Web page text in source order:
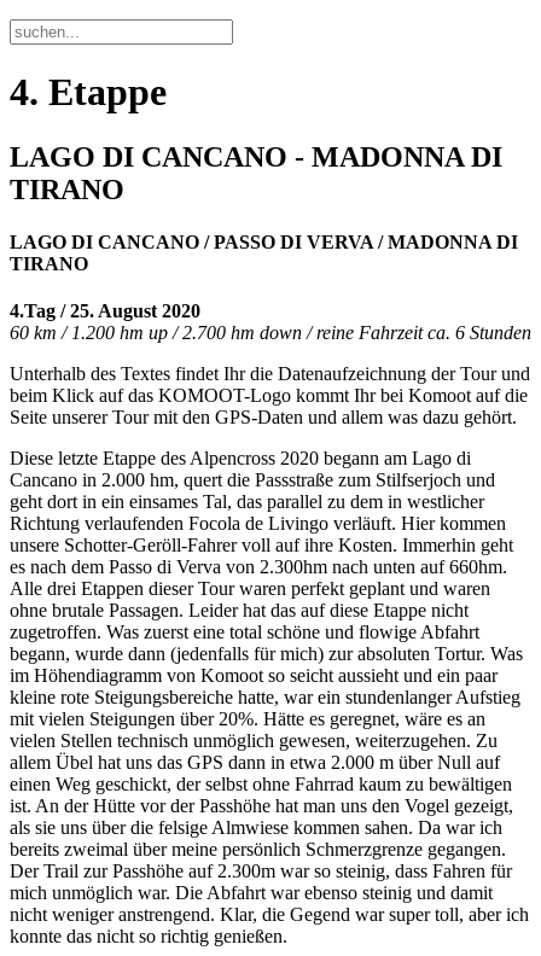
4. Etappe
LAGO DI CANCANO - MADONNA DI
TIRANO
LAGO DI CANCANO / PASSO DI VERVA / MADONNA DI
TIRANO
4.Tag / 25. August 2020
60 km / 1.200 hm up / 2.700 hm down / reine Fahrzeit ca. 6 Stunden
Unterhalb des Textes findet Ihr die Datenaufzeichnung der Tour und
beim Klick auf das KOMOOT-Logo kommt Ihr bei Komoot auf die
Seite unserer Tour mit den GPS-Daten und allem was dazu gehört.
Diese letzte Etappe des Alpencross 2020 begann am Lago di
Cancano in 2.000 hm, quert die Passstraße zum Stilfserjoch und
geht dort in ein einsames Tal, das parallel zu dem in westlicher
Richtung verlaufenden Focola de Livingo verläuft. Hier kommen
unsere Schotter-Geröll-Fahrer voll auf ihre Kosten. Immerhin geht
es nach dem Passo di Verva von 2.300hm nach unten auf 660hm.
Alle drei Etappen dieser Tour waren perfekt geplant und waren
ohne brutale Passagen. Leider hat das auf diese Etappe nicht
zugetroffen. Was zuerst eine total schöne und flowige Abfahrt
begann, wurde dann (jedenfalls für mich) zur absoluten Tortur. Was
im Höhendiagramm von Komoot so seicht aussieht und ein paar
kleine rote Steigungsbereiche hatte, war ein stundenlanger Aufstieg
mit vielen Steigungen über 20%. Hätte es geregnet, wäre es an
vielen Stellen technisch unmöglich gewesen, weiterzugehen. Zu
allem Übel hat uns das GPS dann in etwa 2.000 m über Null auf
einen Weg geschickt, der selbst ohne Fahrrad kaum zu bewältigen
ist. An der Hütte vor der Passhöhe hat man uns den Vogel gezeigt,
als sie uns über die felsige Almwiese kommen sahen. Da war ich
bereits zweimal über meine persönlich Schmerzgrenze gegangen.
Der Trail zur Passhöhe auf 2.300m war so steinig, dass Fahren für
mich unmöglich war. Die Abfahrt war ebenso steinig und damit
nicht weniger anstrengend. Klar, die Gegend war super toll, aber ich
konnte das nicht so richtig genießen.